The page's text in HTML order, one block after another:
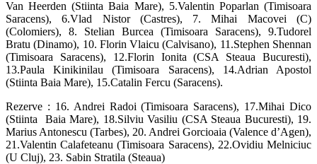
Van Heerden (Stiinta Baia Mare), 5.Valentin Poparlan (Timisoara
Saracens), 6.Vlad Nistor (Castres), 7. Mihai Macovei (C)
(Colomiers), 8. Stelian Burcea (Timisoara Saracens), 9.Tudorel
Bratu (Dinamo), 10. Florin Vlaicu (Calvisano), 11.Stephen Shennan
(Timisoara Saracens), 12.Florin Ionita (CSA Steaua Bucuresti),
13.Paula Kinikinilau (Timisoara Saracens), 14.Adrian Apostol
(Stiinta Baia Mare), 15.Catalin Fercu (Saracens).
Rezerve : 16. Andrei Radoi (Timisoara Saracens), 17.Mihai Dico
(Stiinta Baia Mare), 18.Silviu Vasiliu (CSA Steaua Bucuresti), 19.
Marius Antonescu (Tarbes), 20. Andrei Gorcioaia (Valence d’Agen),
21.Valentin Calafeteanu (Timisoara Saracens), 22.Ovidiu Melniciuc
(U Cluj), 23. Sabin Stratila (Steaua)